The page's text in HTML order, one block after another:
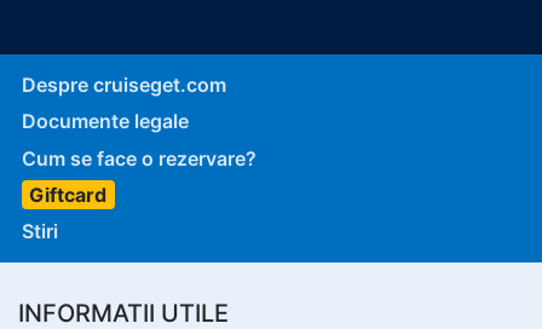
Despre cruiseget.com
Documente legale
Cum se face o rezervare?
Giftcard
Stiri
INFORMATII UTILE